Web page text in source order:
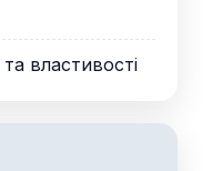
властивості